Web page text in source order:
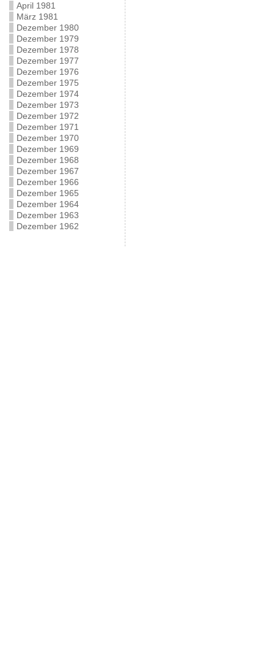
April 1981
März 1981
Dezember 1980
Dezember 1979
Dezember 1978
Dezember 1977
Dezember 1976
Dezember 1975
Dezember 1974
Dezember 1973
Dezember 1972
Dezember 1971
Dezember 1970
Dezember 1969
Dezember 1968
Dezember 1967
Dezember 1966
Dezember 1965
Dezember 1964
Dezember 1963
Dezember 1962